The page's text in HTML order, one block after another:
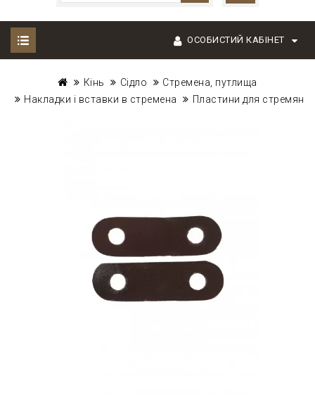
ОСОБИСТИЙ КАБІНЕТ
Кінь Сідло
Стремена, путлища
Накладки і вставки в стремена
Пластини для стремян